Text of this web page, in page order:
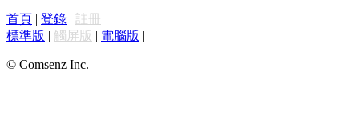
首頁 | 登錄 | 註冊
標準版 | 觸屏版 | 電腦版 |
© Comsenz Inc.